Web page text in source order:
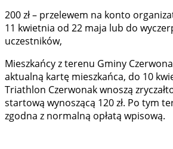
200 zł – przelewem na konto
11 kwietnia od 22 maja lub do
uczestników,
Mieszkańcy z terenu Gminy
aktualną kartę mieszkańca, do 10
Triathlon Czerwonak wnoszą
startową wynoszącą 120 zł. Po tym
zgodna z normalną opłatą wpisową.